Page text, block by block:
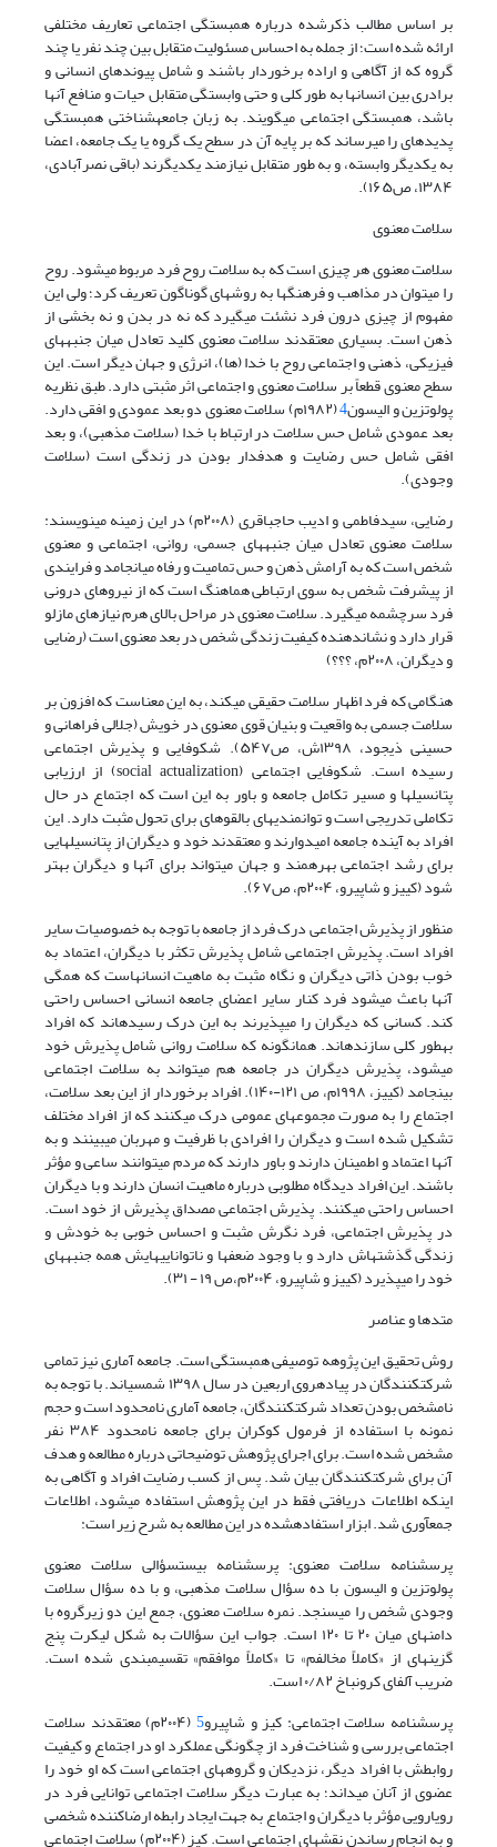
بر اساس مطالب ذکرشده درباره همبستگی اجتماعی تعاریف مختلفی
ارائه شده است؛ از جمله به احساس مسئولیت متقابل بین چند نفر یا چند
گروه که از آگاهی و اراده برخوردار باشند و شامل پیوندهای انسانی و
برادری بین انسانها به طور کلی و حتی وابستگی متقابل حیات و منافع آنها
باشد، همبستگی اجتماعی میگویند. به زبان جامعهشناختی همبستگی
پدیدهای را میرساند که بر پایه آن در سطح یک گروه یا یک جامعه، اعضا
به یکدیگر وابسته، و به طور متقابل نیازمند یکدیگرند(باقی نصرآبادی،
۱۳۸۴، ص۱۶۵)
.
سلامت معنوی
سلامت معنوی هر چیزی است که به سلامت روح فرد مربوط میشود. روح
را میتوان در مذاهب و فرهنگها به روشهای گوناگون تعریف کرد؛ ولی این
مفهوم از چیزی درون فرد نشئت میگیرد که نه در بدن و نه بخشی از
ذهن است. بسیاری معتقدند سلامت معنوی کلید تعادل میان جنبههای
فیزیکی، ذهنی و اجتماعی روح با خدا (ها)، انرژی و جهان دیگر است. این
سطح معنوی قطعاً بر سلامت معنوی و اجتماعی اثر مثبتی دارد.طبق نظریه
پولوتزین و الیسون4 (۱۹۸۲م) سلامت معنوی دو بعد عمودی و افقی دارد.
بعد عمودی شامل حس سلامت در ارتباط با خدا (سلامت مذهبی)، و بعد
افقی شامل حس رضایت و هدفدار بودن در زندگی است (سلامت
وجودی).
رضایی، سیدفاطمی و ادیب حاجباقری (۲۰۰۸م) در این زمینه مینویسند:
سلامت معنوی تعادل میان جنبههای جسمی، روانی، اجتماعی و معنوی
شخص است که به آرامش ذهن و حس تمامیت و رفاه میانجامد و فرایندی
از پیشرفت شخص به سوی ارتباطی هماهنگ است که از نیروهای درونی
فرد سرچشمه میگیرد. سلامت معنوی در مراحل بالای هرم نیازهای مازلو
قرار دارد و نشاندهنده کیفیت زندگی شخص در بعد معنوی است(رضایی
و دیگران، ۲۰۰۸م، ؟؟؟)
هنگامی که فرد اظهار سلامت حقیقی میکند، به این معناست که افزون بر
سلامت جسمی به واقعیت و بنیان قوی معنوی در خویش(جلالی فراهانی و
حسینی ذیجود، ۱۳۹۸ش، ص۵۴۷) . شکوفایی و پذیرش اجتماعی
رسیده است. شکوفایی اجتماعی (social actualization) از ارزیابی
پتانسیلها و مسیر تکامل جامعه و باور به این است که اجتماع در حال
تکاملی تدریجی است و توانمندیهای بالقوهای برای تحول مثبت دارد. این
افراد به آینده جامعه امیدوارند و معتقدند خود و دیگران از پتانسیلهایی
برای رشد اجتماعی بهرهمند و جهان میتواند برای آنها و دیگران بهتر
شود(کییز و شاپیرو، ۲۰۰۴م، ص۶۷ )
.
منظور از پذیرش اجتماعی درک فرد از جامعه با توجه به خصوصیات سایر
افراد است. پذیرش اجتماعی شامل پذیرش تکثر با دیگران، اعتماد به
خوب بودن ذاتی دیگران و نگاه مثبت به ماهیت انسانهاست که همگی
آنها باعث میشود فرد کنار سایر اعضای جامعه انسانی احساس راحتی
کند. کسانی که دیگران را میپذیرند به این درک رسیدهاند که افراد
بهطور کلی سازندهاند. همانگونه که سلامت روانی شامل پذیرش خود
میشود، پذیرش دیگران در جامعه هم میتواند به سلامت اجتماعی
بینجامد(کییز، ۱۹۹۸م ، ص ۱۲۱-۱۴۰) . افراد برخوردار از این بعد سلامت،
اجتماع را به صورت مجموعهای عمومی درک میکنند که از افراد مختلف
تشکیل شده است و دیگران را افرادی با ظرفیت و مهربان میبینند و به
آنها اعتماد و اطمینان دارند و باور دارند که مردم میتوانند ساعی و مؤثر
باشند. این افراد دیدگاه مطلوبی درباره ماهیت انسان دارند و با دیگران
احساس راحتی میکنند. پذیرش اجتماعی مصداق پذیرش از خود است.
در پذیرش اجتماعی، فرد نگرش مثبت و احساس خوبی به خودش و
زندگی گذشتهاش دارد و با وجود ضعفها و ناتواناییهایش همه جنبههای
خود را میپذیرد(کییز و شاپیرو، ۲۰۰۴م،ص ۱۹ - ۳۱)
.
متدها و عناصر
روش تحقیق این پژوهه توصیفیهمبستگی است. جامعه آماری نیز تمامی
شرکتکنندگان در پیادهروی اربعین در سال ۱۳۹۸ شمسیاند. با توجه به
نامشخص بودن تعداد شرکتکنندگان، جامعه آماری نامحدود است و حجم
نمونه با استفاده از فرمول کوکران برای جامعه نامحدود ۳۸۴ نفر
مشخص شده است. برای اجرای پژوهش توضیحاتی درباره مطالعه و هدف
آن برای شرکتکنندگان بیان شد. پس از کسب رضایت افراد و آگاهی به
اینکه اطلاعات دریافتی فقط در این پژوهش استفاده میشود، اطلاعات
جمعآوری شد. ابزار استفادهشده در این مطالعه به شرح زیر است:
پرسشنامه سلامت معنوی: پرسشنامه بیستسؤالی سلامت معنوی
پولوتزین و الیسون با ده سؤال سلامت مذهبی، و با ده سؤال سلامت
وجودی شخص را میسنجد. نمره سلامت معنوی، جمع این دو زیرگروه با
دامنهای میان ۲۰ تا ۱۲۰ است. جواب این سؤالات به شکل لیکرت پنج
گزینهای از «کاملاً مخالفم» تا «کاملاً موافقم» تقسیمبندی شده است.
ضریب آلفای کرونباخ ۰/۸۲ است.
پرسشنامه سلامت اجتماعی: کیز و شاپیرو5 (۲۰۰۴م) معتقدند سلامت
اجتماعی بررسی و شناخت فرد از چگونگی عملکرد او در اجتماع و کیفیت
روابطش با افراد دیگر، نزدیکان و گروههای اجتماعی است که او خود را
عضوی از آنان میداند؛ به عبارت دیگر سلامت اجتماعی توانایی فرد در
رویارویی مؤثر با دیگران و اجتماع به جهت ایجاد رابطه ارضاکننده شخصی
و به انجام رساندن نقشهای اجتماعی است. کیز (۲۰۰۴م) سلامت اجتماعی